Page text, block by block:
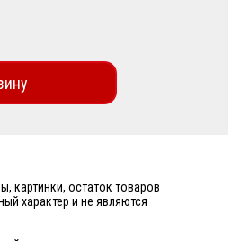
картинки, остаток товаров
характер и не являются